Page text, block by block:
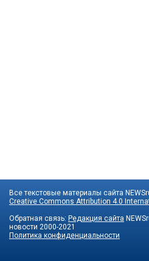
Все текстовые материалы сайта
Creative Commons Attribution 4.0
Обратная связь: Редакция сайта
новости 2000-2021
Политика конфиденциальности